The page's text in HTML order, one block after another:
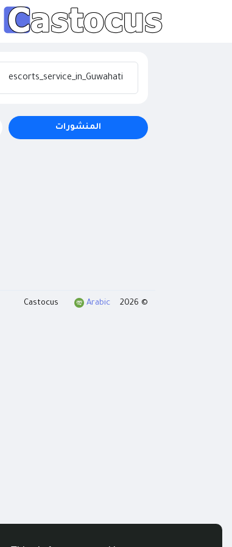
المنشورات
© 2026 Castocus
Arabic